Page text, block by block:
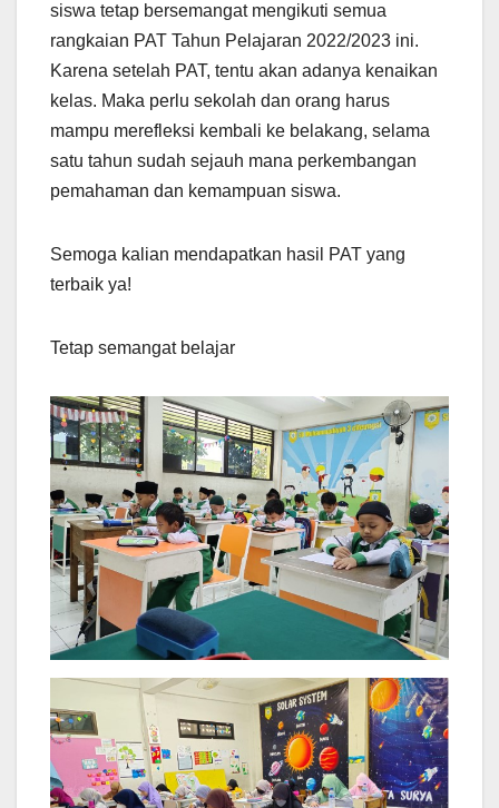
siswa tetap bersemangat mengikuti semua
rangkaian PAT Tahun Pelajaran 2022/2023 ini.
Karena setelah PAT, tentu akan adanya kenaikan
kelas. Maka perlu sekolah dan orang harus
mampu merefleksi kembali ke belakang, selama
satu tahun sudah sejauh mana perkembangan
pemahaman dan kemampuan siswa.
Semoga kalian mendapatkan hasil PAT yang
terbaik ya!
Tetap semangat belajar